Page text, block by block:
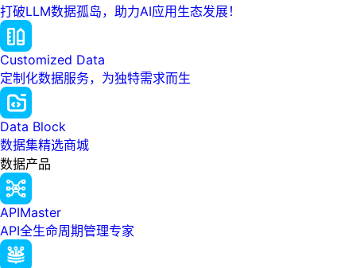
打破LLM数据孤岛，助力AI应用生态发展！
Customized Data
定制化数据服务，为独特需求而生
Data Block
数据集精选商城
数据产品
APIMaster
API全生命周期管理专家